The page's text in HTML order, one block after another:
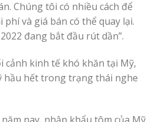
Chúng tôi có nhiều cách để
và giá bán có thể quay lại.
đang bắt đầu rút dần”.
cảnh kinh tế khó khăn tại Mỹ,
hầu hết trong trạng thái nghe